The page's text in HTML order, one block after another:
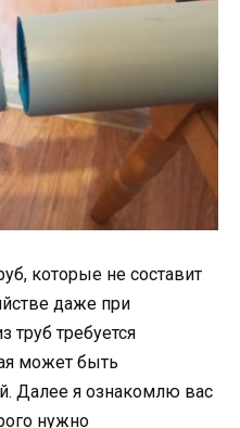
которые не составит
даже при
труб требуется
может быть
Далее я ознакомлю вас
нужно